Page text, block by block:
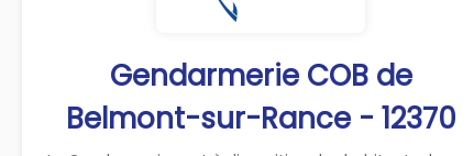
Gendarmerie COB de
Belmont-sur-Rance - 12370